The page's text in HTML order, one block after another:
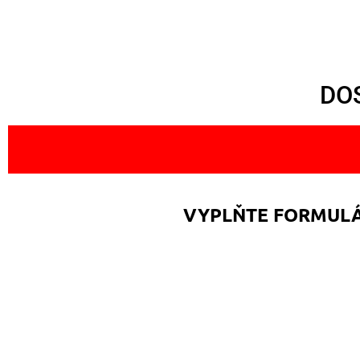
VYPLŇTE